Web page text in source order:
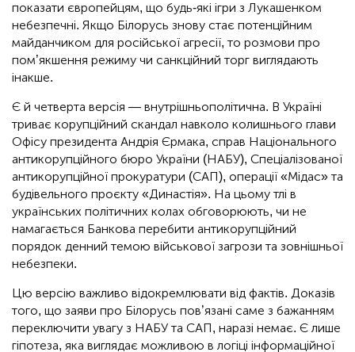
показати європейцям, що будь-які ігри з Лукашенком
небезпечні. Якщо Білорусь знову стає потенційним
майданчиком для російської агресії, то розмови про
пом’якшення режиму чи санкційний торг виглядають
інакше.
Є й четверта версія — внутрішньополітична. В Україні
триває корупційний скандал навколо колишнього глави
Офісу президента Андрія Єрмака, справ Національного
антикорупційного бюро України (НАБУ), Спеціалізованої
антикорупційної прокуратури (САП), операції «Мідас» та
будівельного проєкту «Династія». На цьому тлі в
українських політичних колах обговорюють, чи не
намагається Банкова перебити антикорупційний
порядок денний темою військової загрози та зовнішньої
небезпеки.
Цю версію важливо відокремлювати від фактів. Доказів
того, що заяви про Білорусь пов’язані саме з бажанням
переключити увагу з НАБУ та САП, наразі немає. Є лише
гіпотеза, яка виглядає можливою в логіці інформаційної